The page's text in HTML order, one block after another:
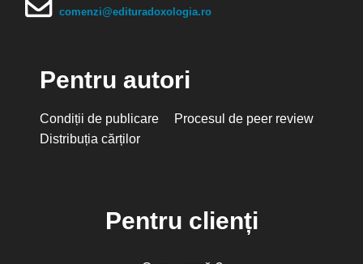
comenzi@edituradoxologia.ro
Pentru autori
Condiții de publicare
Procesul de peer review
Distribuția cărților
Pentru clienți